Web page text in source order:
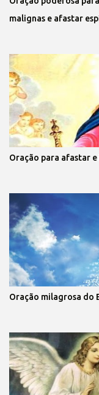
malignas e afastar
Oração para afastar
Oração milagrosa do